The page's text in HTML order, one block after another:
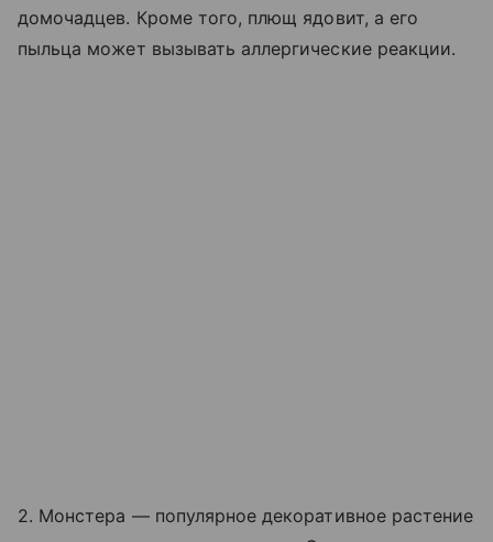
домочадцев. Кроме того, плющ ядовит, а его
пыльца может вызывать аллергические реакции.
2. Монстера — популярное декоративное растение